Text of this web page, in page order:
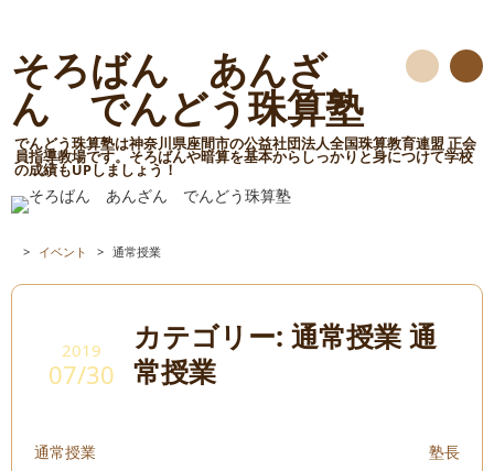
そろばん あんざ
ん でんどう珠算塾
でんどう珠算塾は神奈川県座間市の公益社団法人全国珠算教育連盟 正会
員指導教場です。そろばんや暗算を基本からしっかりと身につけて学校
の成績もUPしましょう！
検
> イベント > 通常授業
2019
07/30
カテゴリー: 通常授業 通
常授業
通常授業 塾長